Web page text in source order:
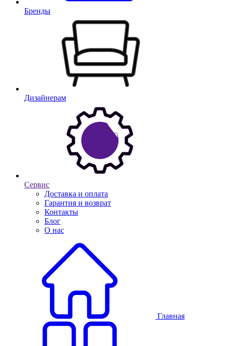
Бренды
Дизайнерам
Сервис
Доставка и оплата
Гарантия и возврат
Контакты
Блог
О нас
Главная